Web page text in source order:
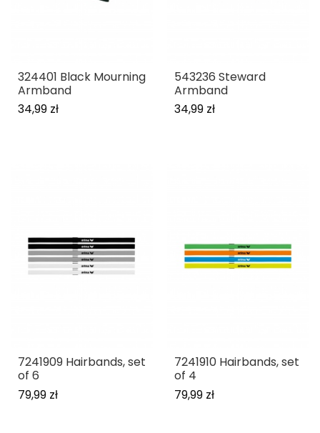
324401 Black Mourning
Armband
34,99 zł
543236 Steward
Armband
34,99 zł
7241909 Hairbands, set
of 6
79,99 zł
7241910 Hairbands, set
of 4
79,99 zł